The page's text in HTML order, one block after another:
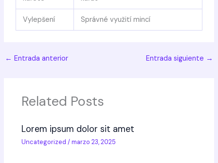
Vylepšení Správné využití mincí
← Entrada anterior Entrada siguiente →
Related Posts
Lorem ipsum dolor sit amet
Uncategorized /marzo 23, 2025